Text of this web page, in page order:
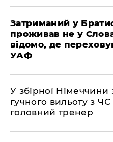
Затриманий у
проживав не у
відомо, де
УАФ
У збірної Німеччини
гучного вильоту з
головний тренер